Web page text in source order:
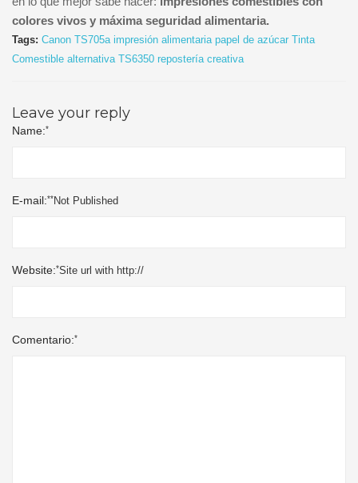
colores vivos y máxima seguridad alimentaria.
Tags: Canon TS705a impresión alimentaria papel de azúcar Tinta
Comestible alternativa TS6350 repostería creativa
Leave your reply
Name:*
E-mail:**Not Published
Website:*Site url with http://
Comentario:*